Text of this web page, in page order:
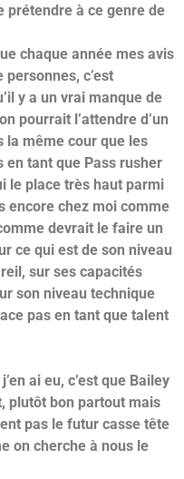
prétendre à ce genre de
chaque année mes avis
c’est
y a un vrai manque de
pourrait l’attendre d’un
la même cour que les
en tant que Pass rusher
le place très haut parmi
encore chez moi comme
devrait le faire un
ce qui est de son niveau
sur ses capacités
son niveau technique
pas en tant que talent
ai eu, c’est que Bailey
plutôt bon partout mais
pas le futur casse tête
on cherche à nous le